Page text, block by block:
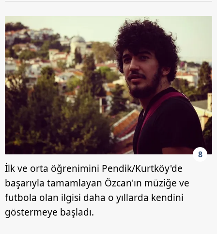
8
İlk ve orta öğrenimini Pendik/Kurtköy'de
başarıyla tamamlayan Özcan'ın müziğe ve
futbola olan ilgisi daha o yıllarda kendini
göstermeye başladı.